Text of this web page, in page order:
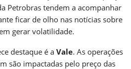
Petrobras tendem a acompanhar
ficar de olho nas notícias sobre
gerar volatilidade.
destaque é a Vale. As operações
são impactadas pelo preço das